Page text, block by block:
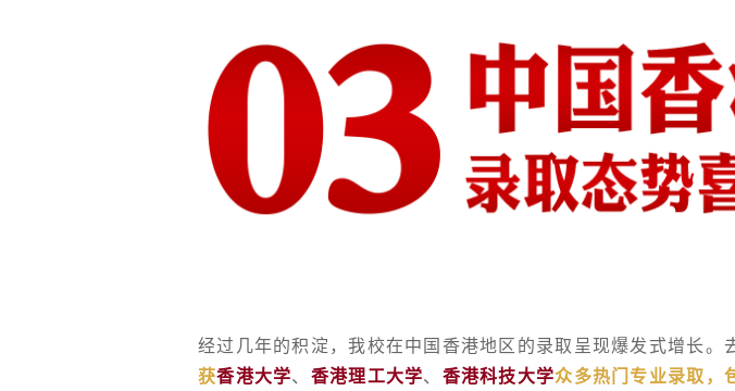
经过几年的积淀，我校在中国香港地区的录取呈现爆发式增长。
获香港大学、 香港理工大学、 香港科技大学众多热门专业录取，